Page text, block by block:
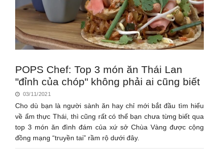
POPS Chef: Top 3 món ăn Thái Lan
"đỉnh của chóp" không phải ai cũng biết
03/11/2021
Cho dù bạn là người sành ăn hay chỉ mới bắt đầu tìm hiểu
về ẩm thực Thái, thì cũng rất có thể bạn chưa từng biết qua
top 3 món ăn đình đám của xứ sở Chùa Vàng được cộng
đồng mạng “truyền tai” rầm rộ dưới đây.